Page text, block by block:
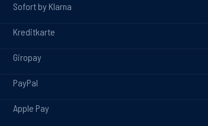
Sofort by Klarna
Kreditkarte
Giropay
PayPal
Apple Pay